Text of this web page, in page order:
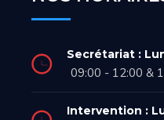
Secrétariat :
09:00 - 12:00 &
Intervention :